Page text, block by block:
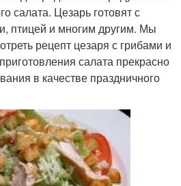
салата. Цезарь готовят с
птицей и многим другим. Мы
рецепт цезаря с грибами и
салата прекрасно
в качестве праздничного